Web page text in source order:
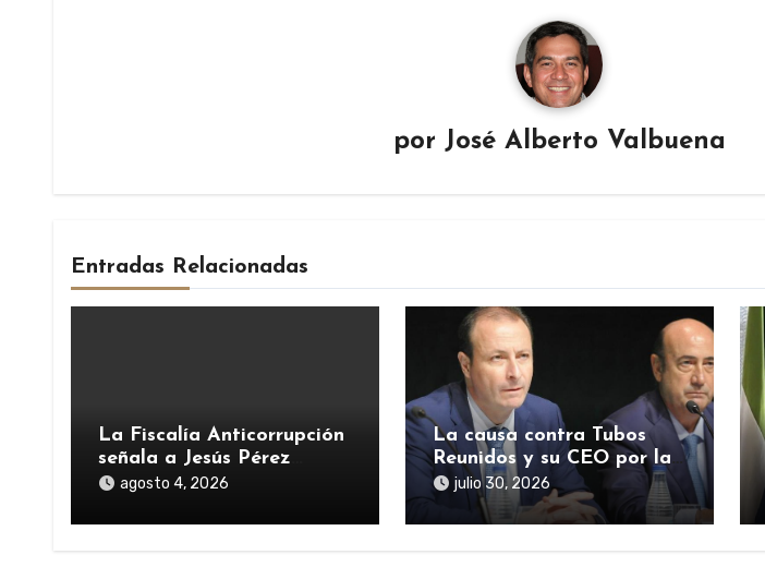
por José Alberto Valbuena
Entradas Relacionadas
La Fiscalía Anticorrupción
señala a Jesús Pérez
Rodríguez-Urrutia en la
de Tubos Reunidos
agosto 4, 2026
La causa contra Tubos
Reunidos y su CEO por la
ayuda estatal durante la
pandemia sigue abierta
julio 30, 2026